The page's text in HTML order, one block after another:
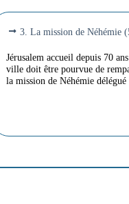
3. La mission de Néhémie
Jérusalem accueil depuis 70
ville doit être pourvue de
la mission de Néhémie